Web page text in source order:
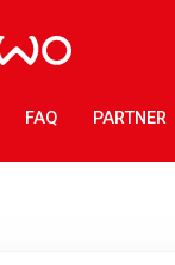
FAQ PARTNER